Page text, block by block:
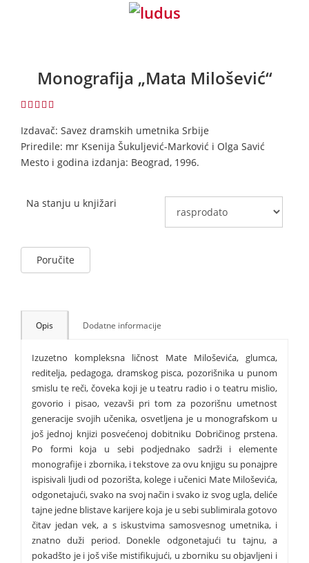
Monografija „Mata Milošević“
Izdavač: Savez dramskih umetnika Srbije
Priredile: mr Ksenija Šukuljević-Marković i Olga Savić
Mesto i godina izdanja: Beograd, 1996.
Na stanju u knjižari
Poručite
Opis Dodatne informacije
Izuzetno kompleksna ličnost Mate Miloševića, glumca,
reditelja, pedagoga, dramskog pisca, pozorišnika u punom
smislu te reči, čoveka koji je u teatru radio i o teatru mislio,
govorio i pisao, vezavši pri tom za pozorišnu umetnost
generacije svojih učenika, osvetljena je u monografskom u
još jednoj knjizi posvećenoj dobitniku Dobričinog prstena.
Po formi koja u sebi podjednako sadrži i elemente
monografije i zbornika, i tekstove za ovu knjigu su ponajpre
ispisivali ljudi od pozorišta, kolege i učenici Mate Miloševića,
odgonetajući, svako na svoj način i svako iz svog ugla, deliće
tajne jedne blistave karijere koja je u sebi sublimirala gotovo
čitav jedan vek, a s iskustvima samosvesnog umetnika, i
znatno duži period. Donekle odgonetajući tu tajnu, a
pokadšto je i još više mistifikujući, u zborniku su objavljeni i